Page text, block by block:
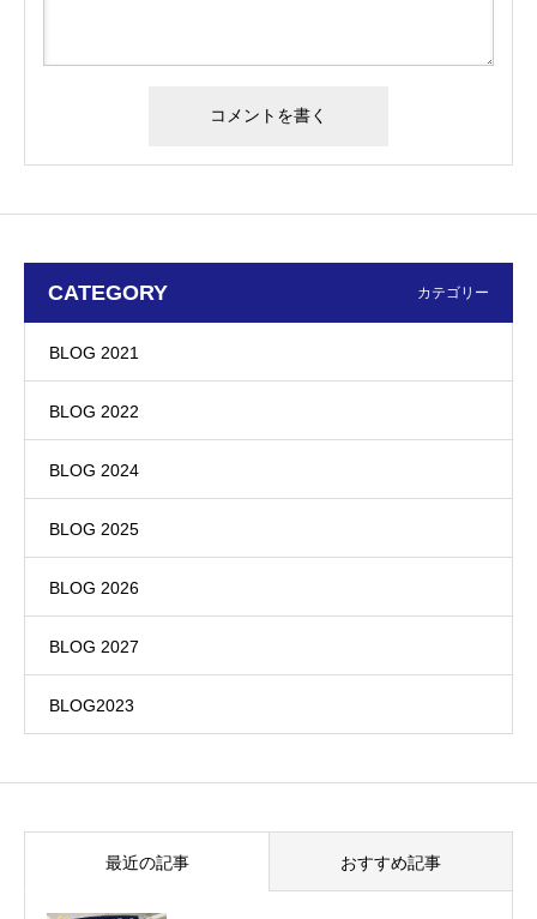
CATEGORY カテゴリー
BLOG 2021
BLOG 2022
BLOG 2024
BLOG 2025
BLOG 2026
BLOG 2027
BLOG2023
最近の記事 おすすめ記事